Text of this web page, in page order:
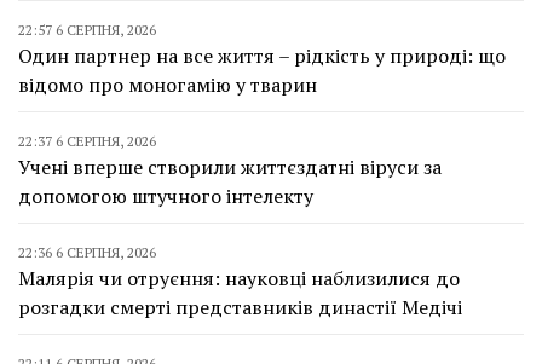
22:57 6 СЕРПНЯ, 2026
Один партнер на все життя – рідкість у природі: що
відомо про моногамію у тварин
22:37 6 СЕРПНЯ, 2026
Учені вперше створили життєздатні віруси за
допомогою штучного інтелекту
22:36 6 СЕРПНЯ, 2026
Малярія чи отруєння: науковці наблизилися до
розгадки смерті представників династії Медічі